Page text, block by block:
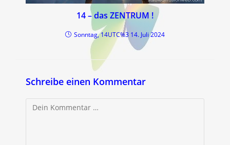
14 – das ZENTRUM !
Sonntag, 14UTC%3 14. Juli 2024
Schreibe einen Kommentar
Kommentar